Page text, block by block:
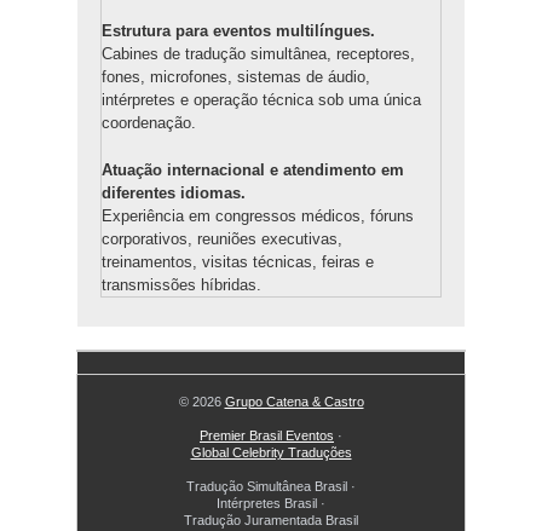
Estrutura para eventos multilíngues.
Cabines de tradução simultânea, receptores,
fones, microfones, sistemas de áudio,
intérpretes e operação técnica sob uma única
coordenação.
Atuação internacional e atendimento em
diferentes idiomas.
Experiência em congressos médicos, fóruns
corporativos, reuniões executivas,
treinamentos, visitas técnicas, feiras e
transmissões híbridas.
© 2026 Grupo Catena & Castro
Premier Brasil Eventos ·
Global Celebrity Traduções
Tradução Simultânea Brasil ·
Intérpretes Brasil ·
Tradução Juramentada Brasil